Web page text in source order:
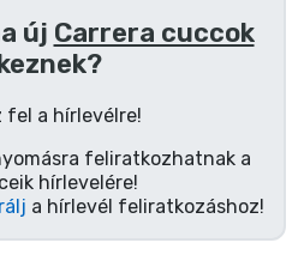
új Carrera cuccok
fel a hírlevélre!
feliratkozhatnak a
hírlevelére!
a hírlevél feliratkozáshoz!